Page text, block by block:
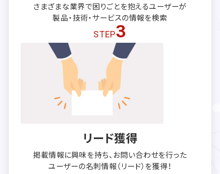
さまざまな業界で困りごとを抱えるユーザーが
製品・技術・サービスの情報を検索
STEP3
リード獲得
掲載情報に興味を持ち、 お問い合わせを行った
ユーザーの名刺情報（リード）を獲得！